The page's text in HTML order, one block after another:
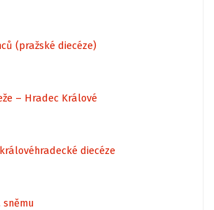
(pražské diecéze)
– Hradec Králové
diecéze
sněmu